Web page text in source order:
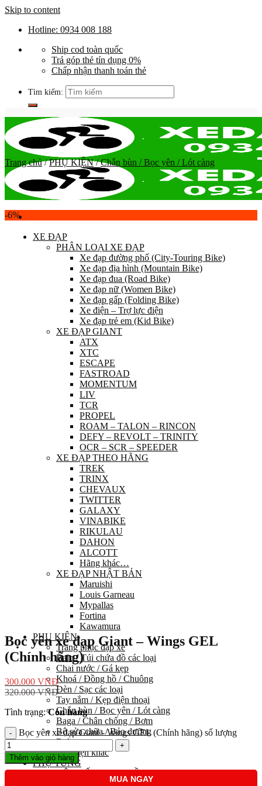
Skip to content
Hotline: 0934 008 188
Ship cod toàn quốc
Trả góp thẻ tín dụng 0%
Chấp nhận thanh toán thẻ
Tìm kiếm:
XE ĐẠP
PHÂN LOẠI XE ĐẠP
Xe đạp đường phố (City-Touring Bike)
Xe đạp địa hình (Mountain Bike)
Xe đạp đua (Road Bike)
Xe đạp nữ (Women Bike)
Xe đạp gấp (Folding Bike)
Xe điện – Trợ lực điện
Xe đạp trẻ em (Kid Bike)
XE ĐẠP GIANT
ATX
XTC
ESCAPE
FASTROAD
MOMENTUM
LIV
TCR
PROPEL
ROAM – TALON – RINCON
DEFY – REVOLT – TRINITY
OCR – SCR – SPEEDER
XE ĐẠP THEO HÃNG
TREK
TRINX
CHEVAUX
TWITTER
GALAXY
VINABIKE
RIKULAU
DAHON
ALCOTT
Hãng khác…
XE ĐẠP NHẬT BẢN
Maruishi
Louis Garneau
Mypallas
Fortina
Kawamura
PHỤ KIỆN
Trang phục đạp xe
Balo / Túi chứa đồ các loại
Chai nước / Gá kẹp
Khoá / Đồng hồ / Chuông
Đèn / Sạc các loại
Tay nắm / Kẹp điện thoại
Chắn bùn / Bọc yên / Lót càng
Baga / Chân chống / Bơm
Bộ sửa chữa / Bảo dưỡng
Rulo
Phụ kiện khác
PHỤ TÙNG
Trang chủ / PHỤ KIỆN / Chắn bùn / Bọc yên / Lót càng
-6%
Bọc yên xe đạp Giant – Wings GEL
(Chính hãng)
300.000 VNĐ
320.000VNĐ
Tình trạng:Còn hàng
Bọc yên xe đạp Giant - Wings GEL (Chính hãng) số lượng
Thêm vào giỏ hàng
MUA NGAY